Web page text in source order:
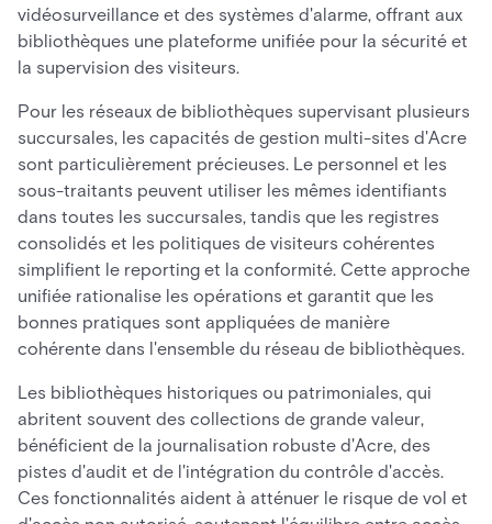
vidéosurveillance et des systèmes d'alarme, offrant aux
bibliothèques une plateforme unifiée pour la sécurité et
la supervision des visiteurs.
Pour les réseaux de bibliothèques supervisant plusieurs
succursales, les capacités de gestion multi-sites d'Acre
sont particulièrement précieuses. Le personnel et les
sous-traitants peuvent utiliser les mêmes identifiants
dans toutes les succursales, tandis que les registres
consolidés et les politiques de visiteurs cohérentes
simplifient le reporting et la conformité. Cette approche
unifiée rationalise les opérations et garantit que les
bonnes pratiques sont appliquées de manière
cohérente dans l'ensemble du réseau de bibliothèques.
Les bibliothèques historiques ou patrimoniales, qui
abritent souvent des collections de grande valeur,
bénéficient de la journalisation robuste d'Acre, des
pistes d'audit et de l'intégration du contrôle d'accès.
Ces fonctionnalités aident à atténuer le risque de vol et